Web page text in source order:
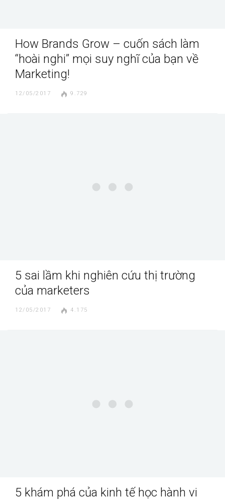
How Brands Grow – cuốn sách làm
“hoài nghi” mọi suy nghĩ của bạn về
Marketing!
12/05/2017 9.729
5 sai lầm khi nghiên cứu thị trường
của marketers
12/05/2017 4.175
5 khám phá của kinh tế học hành vi